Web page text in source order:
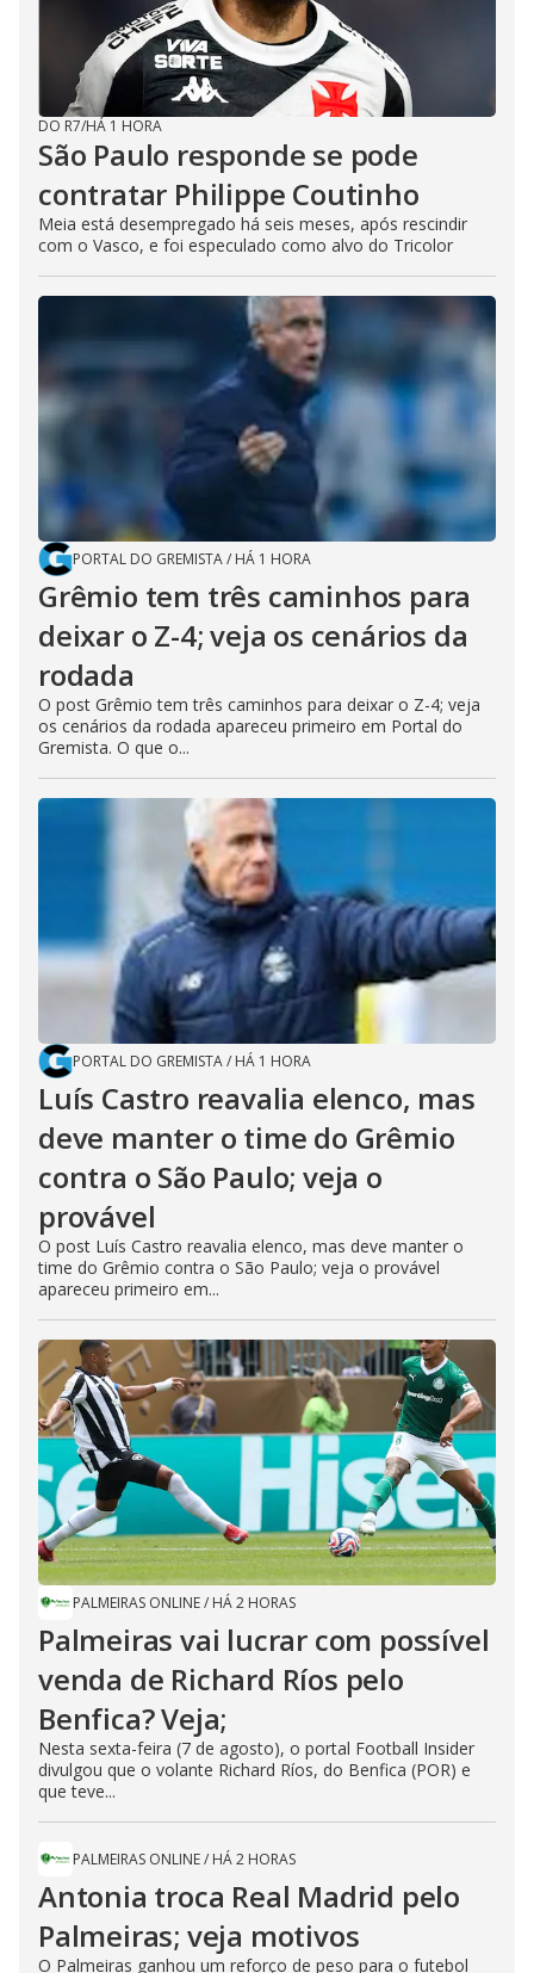
DO R7/HÁ 1 HORA
São Paulo responde se pode
contratar Philippe Coutinho
Meia está desempregado há seis meses, após rescindir
com o Vasco, e foi especulado como alvo do Tricolor
PORTAL DO GREMISTA/ HÁ 1 HORA
Grêmio tem três caminhos para
deixar o Z-4; veja os cenários da
rodada
O post Grêmio tem três caminhos para deixar o Z-4; veja
os cenários da rodada apareceu primeiro em Portal do
Gremista. O que o...
PORTAL DO GREMISTA/ HÁ 1 HORA
Luís Castro reavalia elenco, mas
deve manter o time do Grêmio
contra o São Paulo; veja o
provável
O post Luís Castro reavalia elenco, mas deve manter o
time do Grêmio contra o São Paulo; veja o provável
apareceu primeiro em...
PALMEIRAS ONLINE/ HÁ 2 HORAS
Palmeiras vai lucrar com possível
venda de Richard Ríos pelo
Benfica? Veja;
Nesta sexta-feira (7 de agosto), o portal Football Insider
divulgou que o volante Richard Ríos, do Benfica (POR) e
que teve...
PALMEIRAS ONLINE/ HÁ 2 HORAS
Antonia troca Real Madrid pelo
Palmeiras; veja motivos
O Palmeiras ganhou um reforço de peso para o futebol